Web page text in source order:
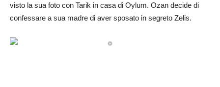
visto la sua foto con Tarik in casa di Oylum. Ozan decide di
confessare a sua madre di aver sposato in segreto Zelis.